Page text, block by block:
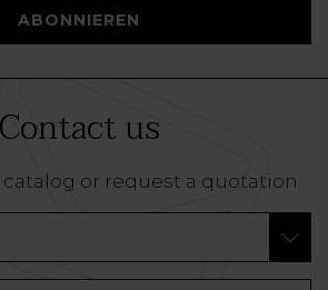
ABONNIEREN
Contact us
or request a quotation